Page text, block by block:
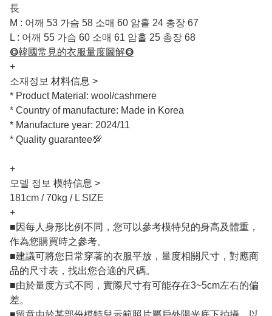
長
M : 어깨 53 가슴 58 소매 60 암홀 24 총장 67
L : 어깨 55 가슴 60 소매 61 암홀 25 총장 68
⭗韓國常見的衣服量度圖解⭗
+
소재정보 材料信息 >
* Product Material: wool/cashmere
* Country of manufacture: Made in Korea
* Manufacture year: 2024/11
* Quality guarantee💯
+
모델 정보 模特信息 >
181cm / 70kg / L SIZE
+
■因每人身形比例不同，您可以參考模特兒的身高及體重，
作為您購買時之參考。
■建議可將您日常穿著的衣服平放，量度相關尺寸，對應商
品的尺寸表，找出您合適的尺碼。
■由於量度方式不同，實際尺寸有可能存在3~5cm左右的偏
差。